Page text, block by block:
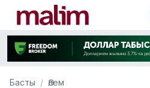
Басты Әлем